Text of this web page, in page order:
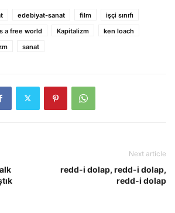
edebiyat-sanat film
işçi sınıfı
a free world Kapitalizm
ken loach
sanat
Next article
redd-i dolap, redd-i dolap,
redd-i dolap